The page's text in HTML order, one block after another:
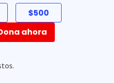
$500
ahora